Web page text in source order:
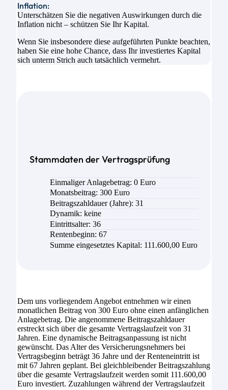
Inflation:
Unterschätzen Sie die negativen Auswirkungen durch die
Inflation nicht – schützen Sie Ihr Kapital.
Wenn Sie insbesondere diese aufgeführten Punkte beachten,
haben Sie eine hohe Chance, dass Ihr investiertes Kapital
sich unterm Strich auch tatsächlich vermehrt.
Stammdaten der Vertragsprüfung
Einmaliger Anlagebetrag: 0 Euro
Monatsbeitrag: 300 Euro
Beitragszahldauer (Jahre): 31
Dynamik: keine
Eintrittsalter: 36
Rentenbeginn: 67
Summe eingesetztes Kapital: 111.600,00 Euro
Dem uns vorliegendem Angebot entnehmen wir einen
monatlichen Beitrag von 300 Euro ohne einen anfänglichen
Anlagebetrag. Die angenommene Beitragszahldauer
erstreckt sich über die gesamte Vertragslaufzeit von 31
Jahren. Eine dynamische Beitragsanpassung ist nicht
gewünscht. Das Alter des Versicherungsnehmers bei
Vertragsbeginn beträgt 36 Jahre und der Renteneintritt ist
mit 67 Jahren geplant. Bei gleichbleibender Beitragszahlung
über die gesamte Vertragslaufzeit werden somit 111.600,00
Euro investiert. Zuzahlungen während der Vertragslaufzeit